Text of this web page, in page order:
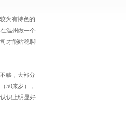
为有特色的
温州做一个
才能站稳脚
够，大部分
50来岁），
识上明显好